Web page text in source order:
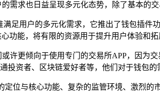
需求也日益呈现多元化态势，除了基本的
足用户的多元化需求，它推出了钱包插件
功能，将有限的资源用于提升用户体验和
许更倾向于使用专门的交易所APP，因为
投资者、区块链爱好者等，他们对于钱包
定位与核心功能、复杂的监管环境、激烈